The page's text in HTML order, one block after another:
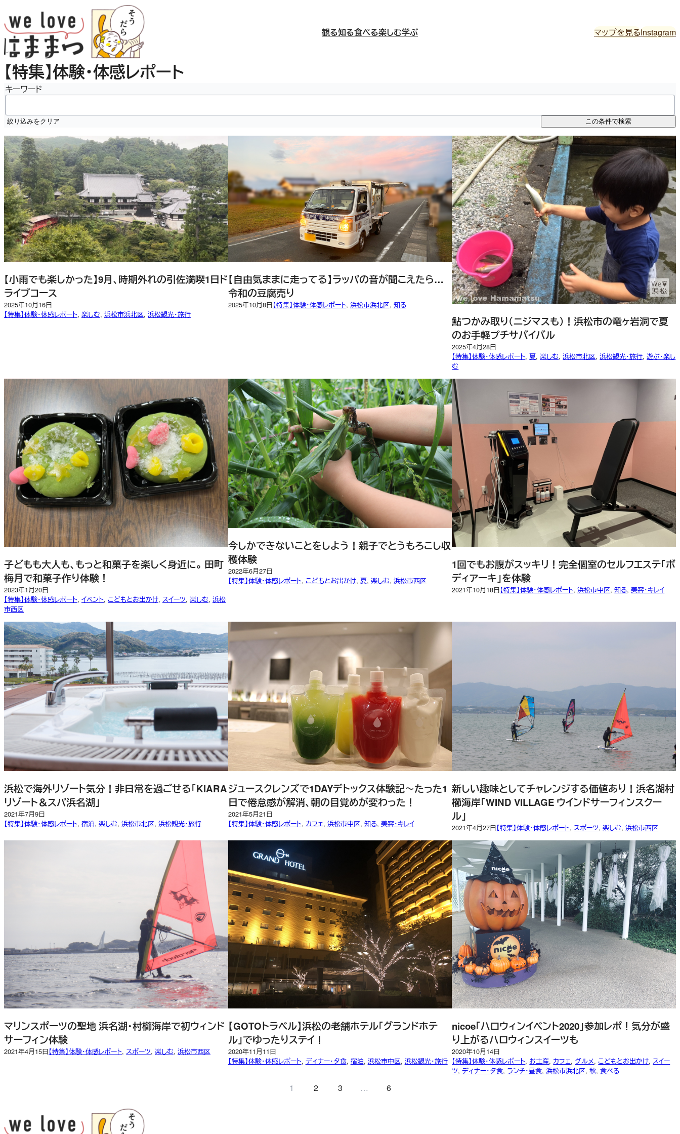
容
を
ス
キ
ッ
プ
観る知る食べる楽しむ学ぶ マップを見るInstagram
【特集】体験・体感レポート
キーワード
絞り込みをクリア この条件で検索
【小雨でも楽しかった】9月、時期外れの引佐満喫1日ド
ライブコース
2025年10月16日
【特集】体験・体感レポート, 楽しむ, 浜松市浜北区, 浜松観光・旅行
【自由気ままに走ってる】ラッパの音が聞こえたら…
令和の豆腐売り
2025年10月8日【特集】体験・体感レポート, 浜松市浜北区, 知る
鮎つかみ取り（ニジマスも）！浜松市の竜ヶ岩洞で夏
のお手軽プチサバイバル
2025年4月28日
【特集】体験・体感レポート, 夏, 楽しむ, 浜松市北区, 浜松観光・旅行, 遊ぶ・楽し
む
子どもも大人も、もっと和菓子を楽しく身近に。 田町
梅月で和菓子作り体験！
2023年1月20日
【特集】体験・体感レポート, イベント, こどもとお出かけ, スイーツ, 楽しむ, 浜松
市西区
今しかできないことをしよう！親子でとうもろこし収
穫体験
2022年6月27日
【特集】体験・体感レポート, こどもとお出かけ, 夏, 楽しむ, 浜松市西区
1回でもお腹がスッキリ！完全個室のセルフエステ「ボ
ディアーキ」を体験
2021年10月18日【特集】体験・体感レポート, 浜松市中区, 知る, 美容・キレイ
浜松で海外リゾート気分！非日常を過ごせる「KIARA
リゾート＆スパ浜名湖」
2021年7月9日
【特集】体験・体感レポート, 宿泊, 楽しむ, 浜松市北区, 浜松観光・旅行
ジュースクレンズで1DAYデトックス体験記～たった1
日で倦怠感が解消、朝の目覚めが変わった！
2021年5月21日
【特集】体験・体感レポート, カフェ, 浜松市中区, 知る, 美容・キレイ
新しい趣味としてチャレンジする価値あり！浜名湖村
櫛海岸「WIND VILLAGE ウインドサーフィンスクー
ル」
2021年4月27日【特集】体験・体感レポート, スポーツ, 楽しむ, 浜松市西区
マリンスポーツの聖地 浜名湖・村櫛海岸で初ウィンド
サーフィン体験
2021年4月15日【特集】体験・体感レポート, スポーツ, 楽しむ, 浜松市西区
【GOTOトラベル】浜松の老舗ホテル「グランドホテ
ル」でゆったりステイ！
2020年11月11日
【特集】体験・体感レポート, ディナー・夕食, 宿泊, 浜松市中区, 浜松観光・旅行
nicoe「ハロウィンイベント2020」参加レポ！気分が盛
り上がるハロウィンスイーツも
2020年10月14日
【特集】体験・体感レポート, お土産, カフェ, グルメ, こどもとお出かけ, スイー
ツ, ディナー・夕食, ランチ・昼食, 浜松市浜北区, 秋, 食べる
1 2 3 … 6